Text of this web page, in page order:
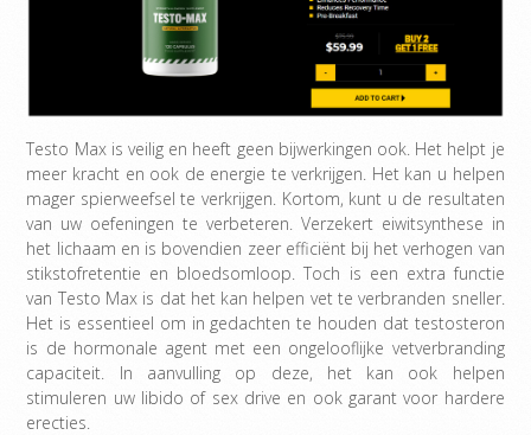
Testo Max is veilig en heeft geen bijwerkingen ook. Het helpt je
meer kracht en ook de energie te verkrijgen. Het kan u helpen
mager spierweefsel te verkrijgen. Kortom, kunt u de resultaten
van uw oefeningen te verbeteren. Verzekert eiwitsynthese in
het lichaam en is bovendien zeer efficiënt bij het verhogen van
stikstofretentie en bloedsomloop. Toch is een extra functie
van Testo Max is dat het kan helpen vet te verbranden sneller.
Het is essentieel om in gedachten te houden dat testosteron
is de hormonale agent met een ongelooflijke vetverbranding
capaciteit. In aanvulling op deze, het kan ook helpen
stimuleren uw libido of sex drive en ook garant voor hardere
erecties.